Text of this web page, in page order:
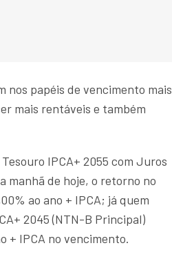
nos papéis de vencimento mais
mais rentáveis e também
IPCA+ 2055 com Juros
manhã de hoje, o retorno no
ao ano + IPCA; já quem
2045 (NTN-B Principal)
+ IPCA no vencimento.